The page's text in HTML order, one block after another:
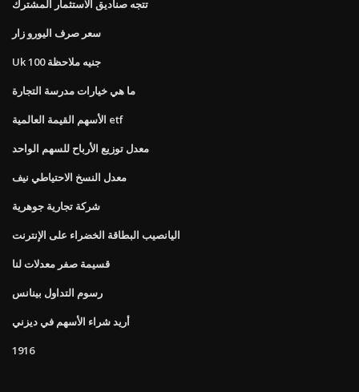
تتجه صناديق الاستثمار المشترك
سعر صرف اليورو زار
Uk 100 جنيه ملاحظة
ما هي خيارات مدرسة التجارة
الأسهم القيمة العالمية etf
معدل توزيع الأرباح للسهم الواحد
معدل النسخ الاحتياطي نيف
شركة تجارية جوهرية
اليانصيب البطاقة الخضراء على الإنترنت
قسيمة صفر معدلات لنا
رسوم التداول بينانس
أريد شراء الأسهم في ديزني
1916